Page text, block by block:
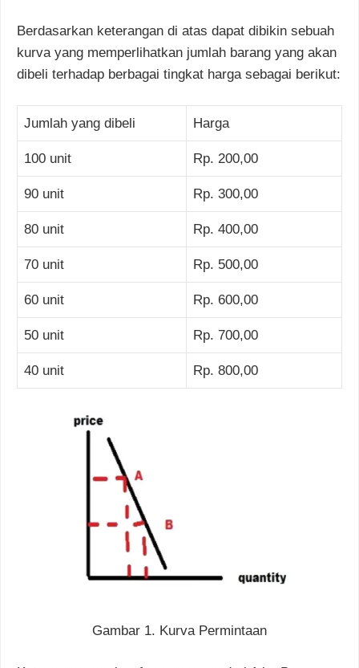
Berdasarkan keterangan di atas dapat dibikin sebuah
kurva yang memperlihatkan jumlah barang yang akan
dibeli terhadap berbagai tingkat harga sebagai berikut:
Jumlah yang dibeli Harga
100 unit Rp. 200,00
90 unit Rp. 300,00
80 unit Rp. 400,00
70 unit Rp. 500,00
60 unit Rp. 600,00
50 unit Rp. 700,00
40 unit Rp. 800,00
Gambar 1. Kurva Permintaan